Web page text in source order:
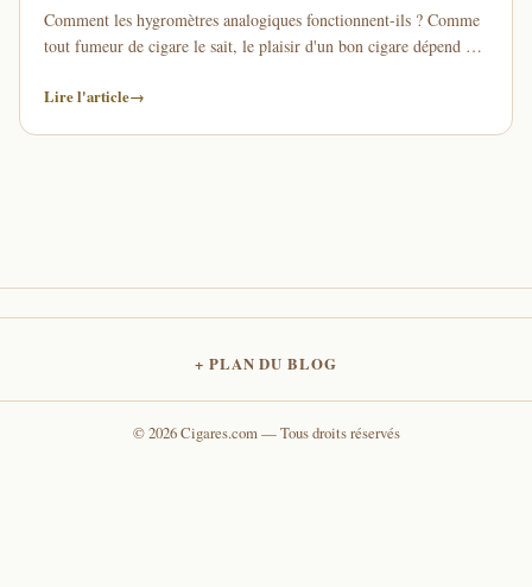
Comment les hygromètres analogiques fonctionnent-ils ? Comme
tout fumeur de cigare le sait, le plaisir d'un bon cigare dépend du
Lire l'article→
PLAN DU BLOG
© 2026 Cigares.com — Tous droits réservés